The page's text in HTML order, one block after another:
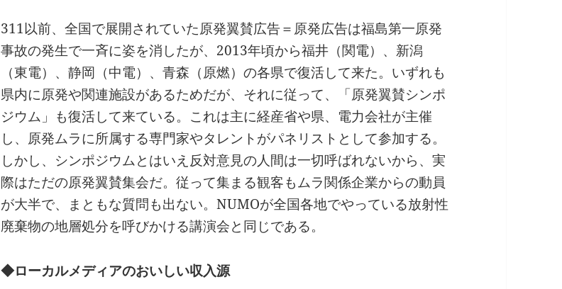
311以前、全国で展開されていた原発翼賛広告＝原発広告は福島第一原発
事故の発生で一斉に姿を消したが、2013年頃から福井（関電）、新潟
（東電）、静岡（中電）、青森（原燃）の各県で復活して来た。いずれも
県内に原発や関連施設があるためだが、それに従って、「原発翼賛シンポ
ジウム」も復活して来ている。これは主に経産省や県、電力会社が主催
し、原発ムラに所属する専門家やタレントがパネリストとして参加する。
しかし、シンポジウムとはいえ反対意見の人間は一切呼ばれないから、実
際はただの原発翼賛集会だ。従って集まる観客もムラ関係企業からの動員
が大半で、まともな質問も出ない。NUMOが全国各地でやっている放射性
廃棄物の地層処分を呼びかける講演会と同じである。
◆ローカルメディアのおいしい収入源